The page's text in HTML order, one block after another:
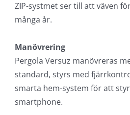
ZIP-systmet ser till att väven
många år.
Manövrering
Pergola Versuz manövreras
standard, styrs med
smarta hem-system för att
smartphone.